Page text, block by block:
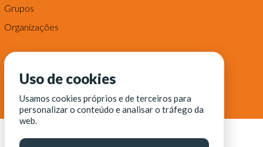
Grupos
Organizações
Uso de cookies
Usamos cookies próprios e de terceiros para
personalizar o conteúdo e analisar o tráfego da
web.